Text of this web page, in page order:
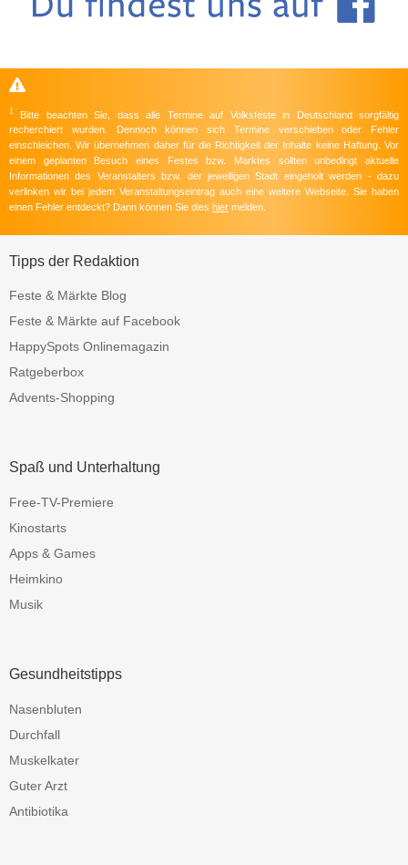
1
Bitte beachten Sie, dass alle Termine auf Volksfeste in Deutschland sorgfältig
recherchiert wurden. Dennoch können sich Termine verschieben oder Fehler
einschleichen. Wir übernehmen daher für die Richtigkeit der Inhalte keine Haftung. Vor
einem geplanten Besuch eines Festes bzw. Marktes sollten unbedingt aktuelle
Informationen des Veranstalters bzw. der jeweiligen Stadt eingeholt werden - dazu
verlinken wir bei jedem Veranstaltungseintrag auch eine weitere Webseite. Sie haben
einen Fehler entdeckt? Dann können Sie dies hier melden.
Tipps der Redaktion
Feste & Märkte Blog
Feste & Märkte auf Facebook
HappySpots Onlinemagazin
Ratgeberbox
Advents-Shopping
Spaß und Unterhaltung
Free-TV-Premiere
Kinostarts
Apps & Games
Heimkino
Musik
Gesundheitstipps
Nasenbluten
Durchfall
Muskelkater
Guter Arzt
Antibiotika